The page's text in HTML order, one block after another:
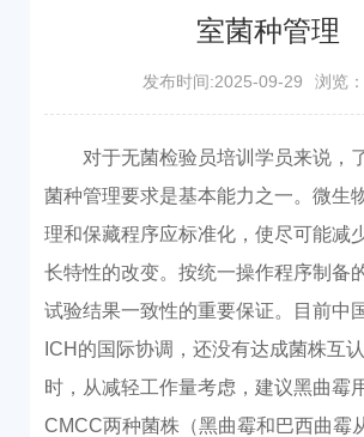
室菌种管理
发布时间:2025-09-29 浏览
对于无菌检验员培训学员来说，
菌种管理要求是基本能力之一。微生
理和保藏程序应标准化，使尽可能减
长特性的改变。按统一操作程序制备
试验结果一致性的重要保证。目前中
ICH的国际协调，还没有达成菌株互
时，从减轻工作量考虑，建议黑曲霉
CMCC两种菌株（黑曲霉和巴西曲霉